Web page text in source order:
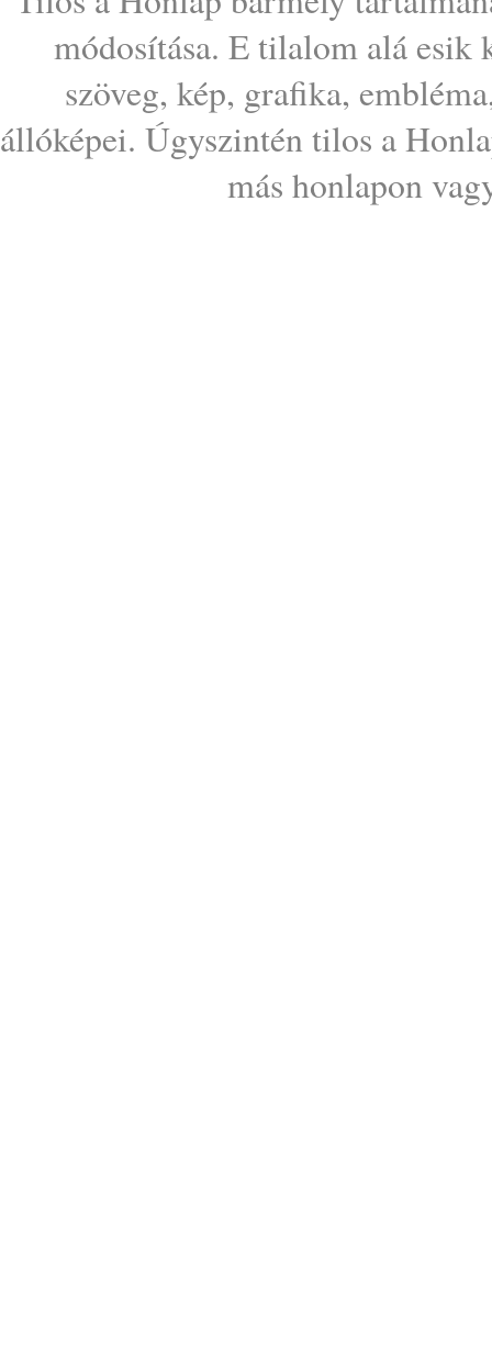
módosítása. E tilalom alá esik
szöveg, kép, grafika,
állóképei. Úgyszintén tilos a
más honlapon